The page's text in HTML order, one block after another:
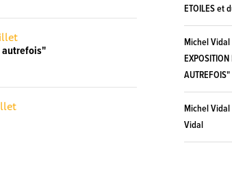
autrefois"
ETOILES et
Michel Vidal
AUTREFOIS"
Michel Vidal
Vidal